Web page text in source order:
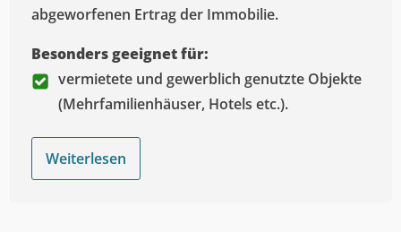
abgeworfenen Ertrag der Immobilie.
Besonders geeignet für:
vermietete und gewerblich genutzte Objekte
(Mehrfamilienhäuser, Hotels etc.).
Weiterlesen